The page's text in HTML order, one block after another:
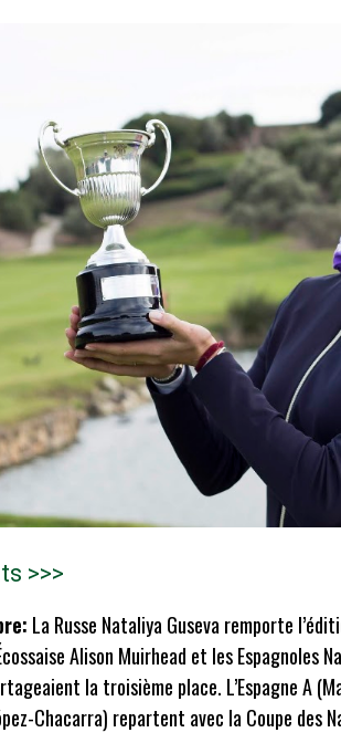
>>>
La Russe Nataliya Guseva remporte
Alison Muirhead et les
la troisième place. L’Espagne A
Chacarra) repartent avec la Coupe des